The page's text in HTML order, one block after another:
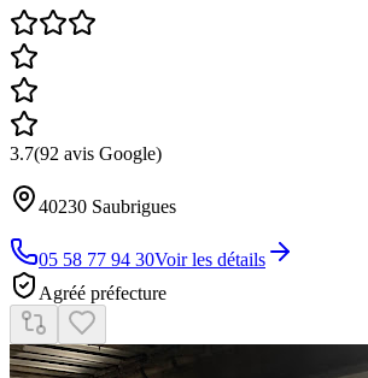
3.7(92 avis Google)
40230 Saubrigues
05 58 77 94 30Voir les détails
Agréé préfecture